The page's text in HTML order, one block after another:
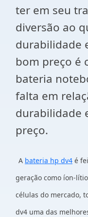
ter em seu
diversão ao
durabilidade
bom preço é
bateria
falta em
durabilidade
preço.
A bateria hp dv4 é
geração como íon-
células do mercado,
dv4 uma das